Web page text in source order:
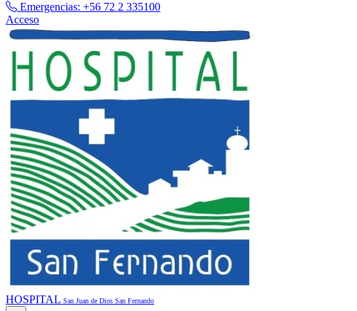
Emergencias: +56 72 2 335100
Acceso
HOSPITAL San Juan de Dios San Fernando